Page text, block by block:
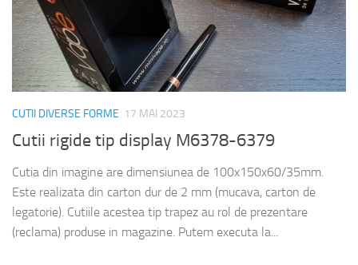
CUTII DIVERSE FORME 17 MAI 2023
Cutii rigide tip display M6378-6379
Cutia din imagine are dimensiunea de 100x150x60/35mm.
Este realizata din carton dur de 2 mm (mucava, carton de
legatorie). Cutiile acestea tip trapez au rol de prezentare
(reclama) produse in magazine. Putem executa la...